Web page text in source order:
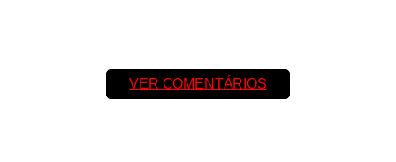
VER COMENTÁRIOS